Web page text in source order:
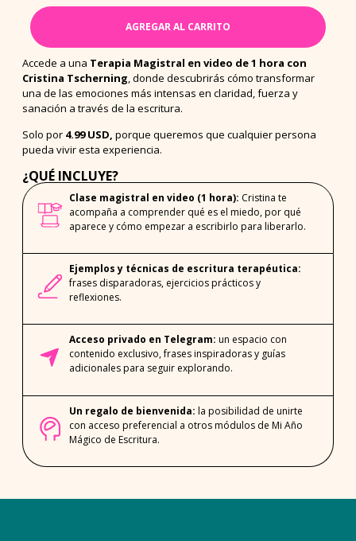
AGREGAR AL CARRITO
Accede a una Terapia Magistral en video de 1 hora con
Cristina Tscherning, donde descubrirás cómo transformar
una de las emociones más intensas en claridad, fuerza y
sanación a través de la escritura.
Solo por 4.99 USD, porque queremos que cualquier persona
pueda vivir esta experiencia.
¿QUÉ INCLUYE?
Clase magistral en video (1 hora): Cristina te
acompaña a comprender qué es el miedo, por qué
aparece y cómo empezar a escribirlo para liberarlo.
Ejemplos y técnicas de escritura terapéutica:
frases disparadoras, ejercicios prácticos y
reflexiones.
Acceso privado en Telegram: un espacio con
contenido exclusivo, frases inspiradoras y guías
adicionales para seguir explorando.
Un regalo de bienvenida: la posibilidad de unirte
con acceso preferencial a otros módulos deMi Año
Mágico de Escritura.